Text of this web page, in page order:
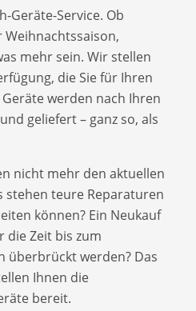
Geräte-Service. Ob
Weihnachtssaison,
mehr sein. Wir stellen
die Sie für Ihren
werden nach Ihren
geliefert – ganz so, als
nicht mehr den aktuellen
teure Reparaturen
können? Ein Neukauf
die Zeit bis zum
überbrückt werden? Das
Ihnen die
bereit.